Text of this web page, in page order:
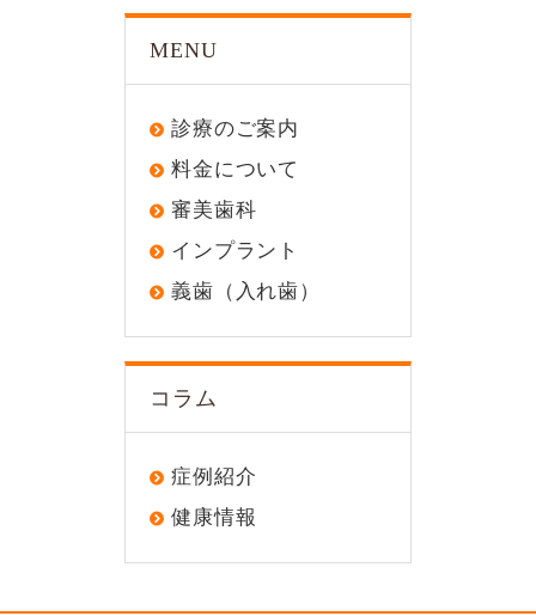
MENU
診療のご案内
料金について
審美歯科
インプラント
義歯（入れ歯）
コラム
症例紹介
健康情報